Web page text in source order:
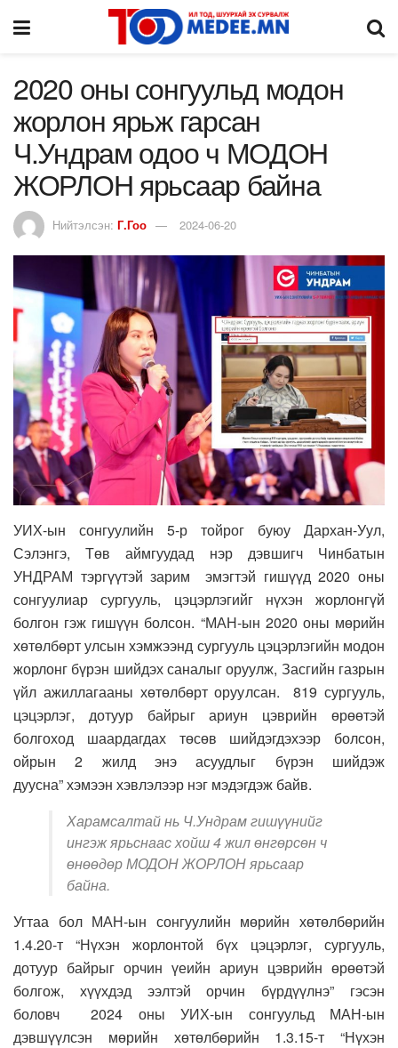
2020 оны сонгуульд модон
жорлон ярьж гарсан
Ч.Ундрам одоо ч МОДОН
ЖОРЛОН ярьсаар байна
Нийтэлсэн: Г.Гоо 2024-06-20
УИХ-ын сонгуулийн 5-р тойрог буюу Дархан-Уул,
Сэлэнгэ, Төв аймгуудад нэр дэвшигч Чинбатын
УНДРАМ тэргүүтэй зарим эмэгтэй гишүүд 2020 оны
сонгуулиар сургууль, цэцэрлэгийг нүхэн жорлонгүй
болгон гэж гишүүн болсон. “МАН-ын 2020 оны мөрийн
хөтөлбөрт улсын хэмжээнд сургууль цэцэрлэгийн модон
жорлонг бүрэн шийдэх саналыг оруулж, Засгийн газрын
үйл ажиллагааны хөтөлбөрт оруулсан. 819 сургууль,
цэцэрлэг, дотуур байрыг ариун цэврийн өрөөтэй
болгоход шаардагдах төсөв шийдэгдэхээр болсон,
ойрын 2 жилд энэ асуудлыг бүрэн шийдэж
дуусна” хэмээн хэвлэлээр нэг мэдэгдэж байв.
Харамсалтай нь Ч.Ундрам гишүүнийг
ингэж ярьснаас хойш 4 жил өнгөрсөн ч
өнөөдөр МОДОН ЖОРЛОН ярьсаар
байна.
Угтаа бол МАН-ын сонгуулийн мөрийн хөтөлбөрийн
1.4.20-т “Нүхэн жорлонтой бүх цэцэрлэг, сургууль,
дотуур байрыг орчин үеийн ариун цэврийн өрөөтэй
болгож, хүүхдэд ээлтэй орчин бүрдүүлнэ” гэсэн
боловч 2024 оны УИХ-ын сонгуульд МАН-ын
дэвшүүлсэн мөрийн хөтөлбөрийн 1.3.15-т “Нүхэн